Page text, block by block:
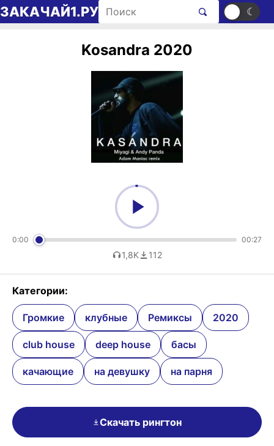
Перейти к содержимому
ЗАКАЧАЙ1.РУ Поиск рингтонов ☀ ☾
Kosandra 2020
0:00 00:27
1,8K 112
Категории:
Громкие клубные Ремиксы 2020
club house deep house басы
качающие на девушку на парня
Скачать рингтон